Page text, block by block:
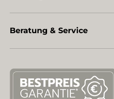
Beratung & Service